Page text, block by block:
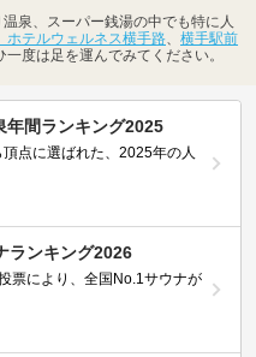
泉、スーパー銭湯の中でも特に人
テルウェルネス横手路、 横手駅前
度は足を運んでみてください。
年間ランキング2025
点に選ばれた、2025年の人
ランキング2026
票により、全国No.1サウナが